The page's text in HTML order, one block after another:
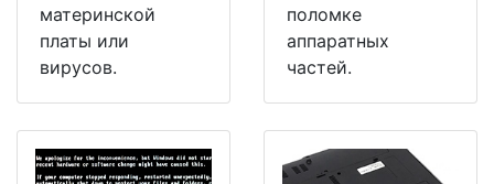
материнской
платы или
вирусов.
поломке
аппаратных
частей.